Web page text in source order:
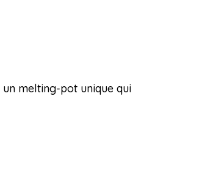
melting-pot unique qui